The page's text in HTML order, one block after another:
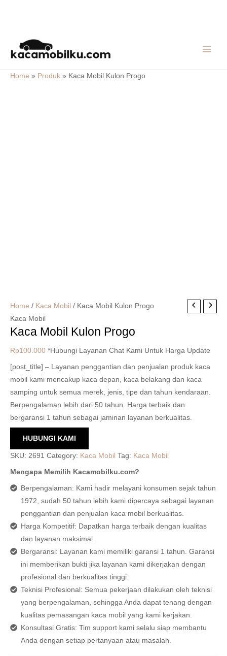
content
Home » Produk » Kaca Mobil Kulon Progo
Home / Kaca Mobil / Kaca Mobil Kulon Progo
Kaca Mobil
Kaca Mobil Kulon Progo
Rp100.000 *Hubungi Layanan Chat Kami Untuk Harga Update
[post_title] – Layanan penggantian dan penjualan produk kaca
mobil kami mencakup kaca depan, kaca belakang dan kaca
samping untuk semua merek, jenis, tipe dan tahun kendaraan.
Berpengalaman lebih dari 50 tahun. Harga terbaik dan
bergaransi 1 tahun sebagai jaminan layanan berkualitas.
HUBUNGI KAMI
SKU: 2691 Category: Kaca Mobil Tag: Kaca Mobil
Mengapa Memilih Kacamobilku.com?
Berpengalaman: Kami hadir melayani konsumen sejak tahun
1972, sudah 50 tahun lebih kami dipercaya sebagai layanan
penggantian dan penjualan kaca mobil berkualitas.
Harga Kompetitif: Dapatkan harga terbaik dengan kualitas
dan layanan maksimal.
Bergaransi: Layanan kami memiliki garansi 1 tahun. Garansi
ini memberikan bukti jika layanan kami dikerjakan dengan
profesional dan berkualitas tinggi.
Teknisi Profesional: Semua pekerjaan dilakukan oleh teknisi
yang berpengalaman, sehingga Anda dapat tenang dengan
kualitas pemasangan kaca mobil yang kami kerjakan.
Konsultasi Gratis: Tim support kami selalu siap membantu
Anda dengan setiap pertanyaan atau masalah.